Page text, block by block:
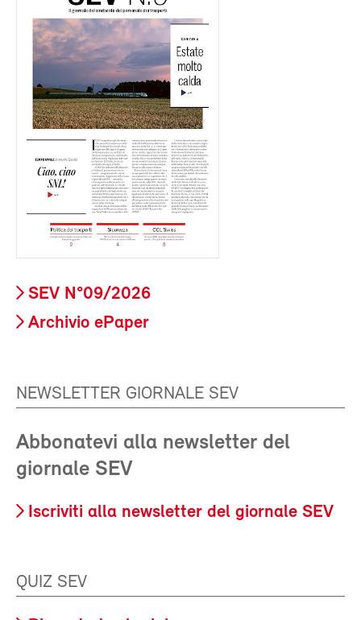
SEV N°09/2026
Archivio ePaper
NEWSLETTER GIORNALE SEV
Abbonatevi alla newsletter del
giornale SEV
Iscriviti alla newsletter del giornale SEV
QUIZ SEV